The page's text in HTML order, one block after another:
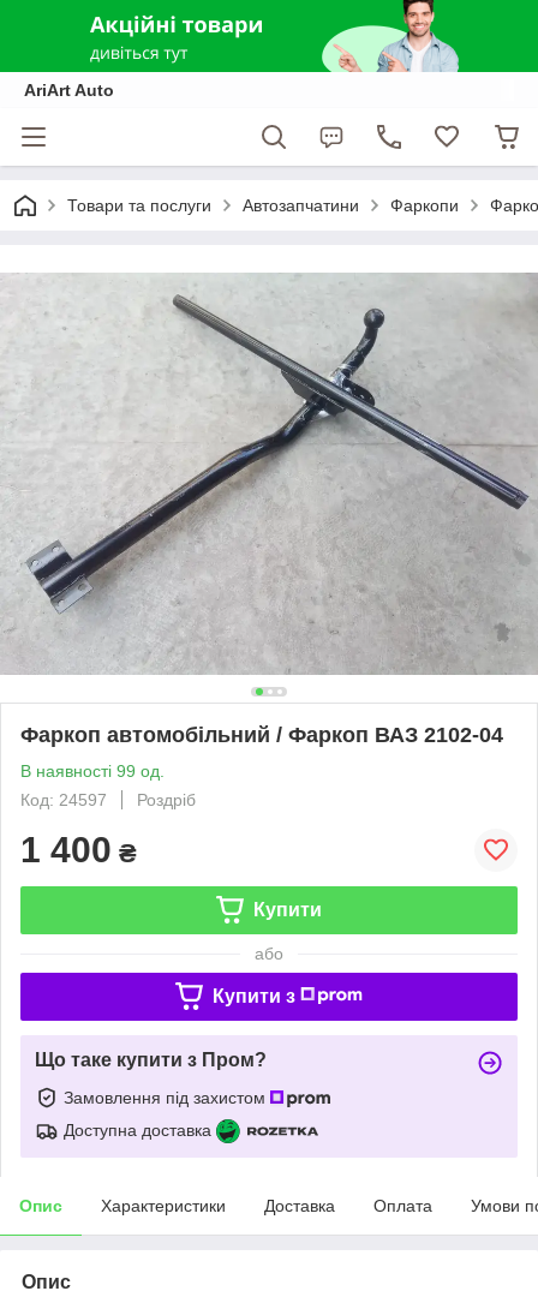
AriArt Auto
Товари та послуги Автозапчатини Фаркопи
Фаркоп автомобільний / Фаркоп ВАЗ 2102-04
В наявності 99 од.
Код: 24597
Роздріб
1 400 ₴
Купити
або
Купити з
Що таке купити з Пром?
Замовлення під захистом
Доступна доставка
Опис Характеристики Доставка Оплата Умови
Опис